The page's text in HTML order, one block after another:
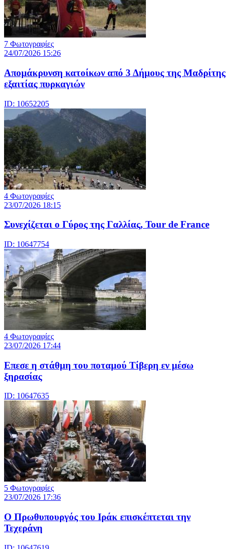
7 Φωτογραφίες
24/07/2026 15:26
Απομάκρυνση κατοίκων από 3 Δήμους της Μαδρίτης
εξαιτίας πυρκαγιών
ID: 10652205
4 Φωτογραφίες
23/07/2026 18:15
Συνεχίζεται ο Γύρος της Γαλλίας, Tour de France
ID: 10647754
4 Φωτογραφίες
23/07/2026 17:44
Επεσε η στάθμη του ποταμού Τίβερη εν μέσω
ξηρασίας
ID: 10647635
5 Φωτογραφίες
23/07/2026 17:36
Ο Πρωθυπουργός του Ιράκ επισκέπτεται την
Τεχεράνη